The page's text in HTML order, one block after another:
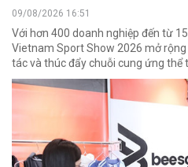
09/08/2026 16:51
Với hơn 400 doanh nghiệp đến từ
Vietnam Sport Show 2026 mở
tác và thúc đẩy chuỗi cung ứng thể